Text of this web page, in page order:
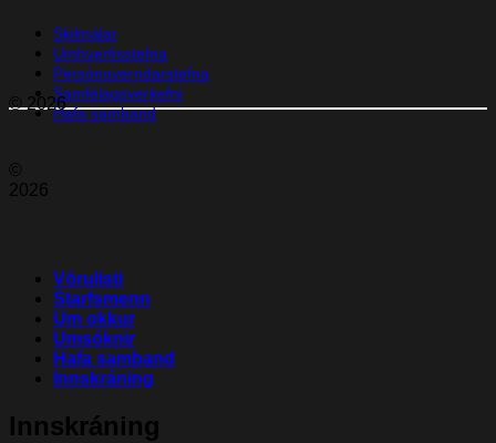
Skilmálar
Umhverfisstefna
Persónuverndarstefna
Samfélagsverkefni
Hafa samband
© 2026
©
2026
Vörulisti
Starfsmenn
Um okkur
Umsóknir
Hafa samband
Innskráning
Innskráning